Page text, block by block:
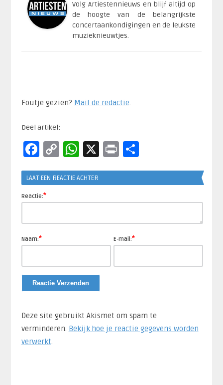
Volg Artiestennieuws en blijf altijd op
de hoogte van de belangrijkste
concertaankondigingen en de leukste
muzieknieuwtjes.
Foutje gezien? Mail de redactie.​
Deel artikel:
Facebook
CopyWhatsApp
X PrintDelen
LAAT EEN REACTIE ACHTER
Reactie:*
Naam:* E-mail:*
Deze site gebruikt Akismet om spam te
verminderen. Bekijk hoe je reactie gegevens worden
verwerkt.